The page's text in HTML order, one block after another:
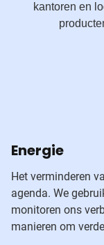
kantoren en
Energie
Het verminderen
agenda. We
monitoren ons
manieren om